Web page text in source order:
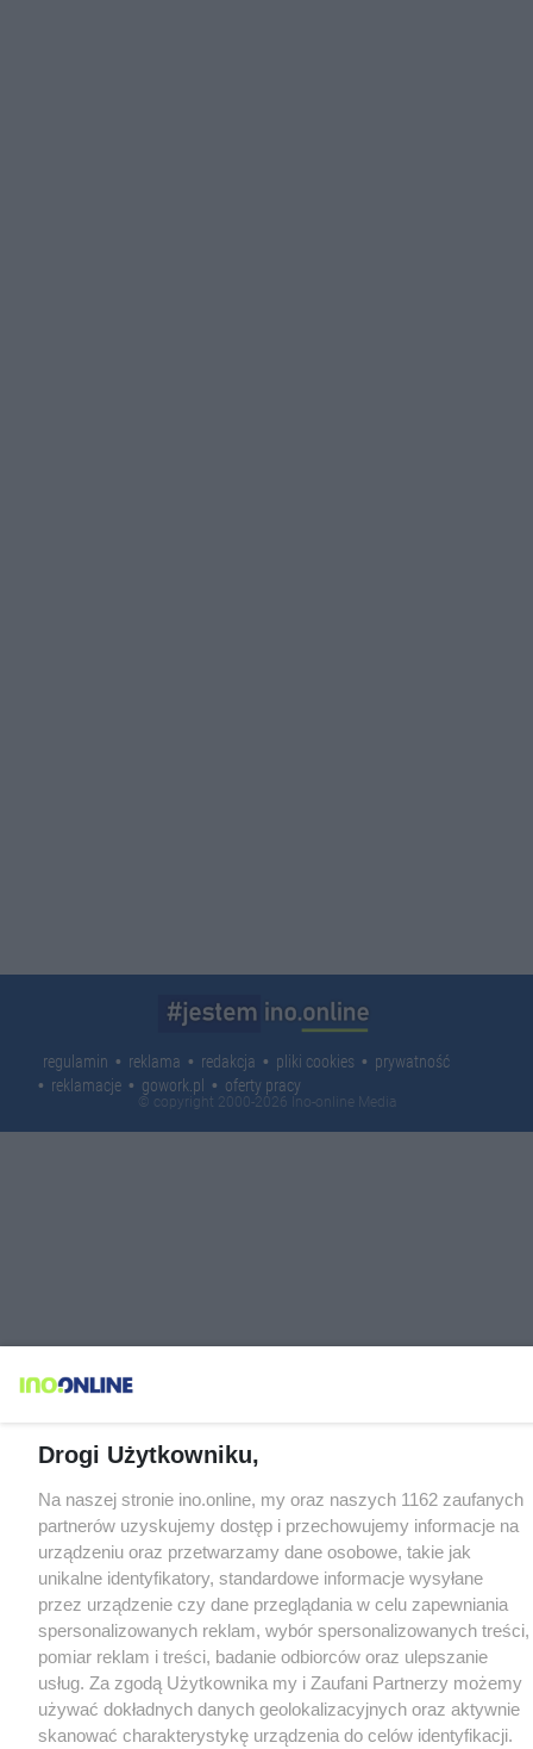
regulamin reklama redakcja pliki cookies
prywatność
reklamacje
gowork.pl oferty pracy
© copyright 2000-2026 Ino-online Media
Drogi Użytkowniku,
Na naszej stronie ino.online, my oraz naszych 1162 zaufanych
partnerów uzyskujemy dostęp i przechowujemy informacje na
urządzeniu oraz przetwarzamy dane osobowe, takie jak
unikalne identyfikatory, standardowe informacje wysyłane
przez urządzenie czy dane przeglądania w celu zapewniania
spersonalizowanych reklam, wybór spersonalizowanych treści,
pomiar reklam i treści, badanie odbiorców oraz ulepszanie
usług. Za zgodą Użytkownika my i Zaufani Partnerzy możemy
używać dokładnych danych geolokalizacyjnych oraz aktywnie
skanować charakterystykę urządzenia do celów identyfikacji.